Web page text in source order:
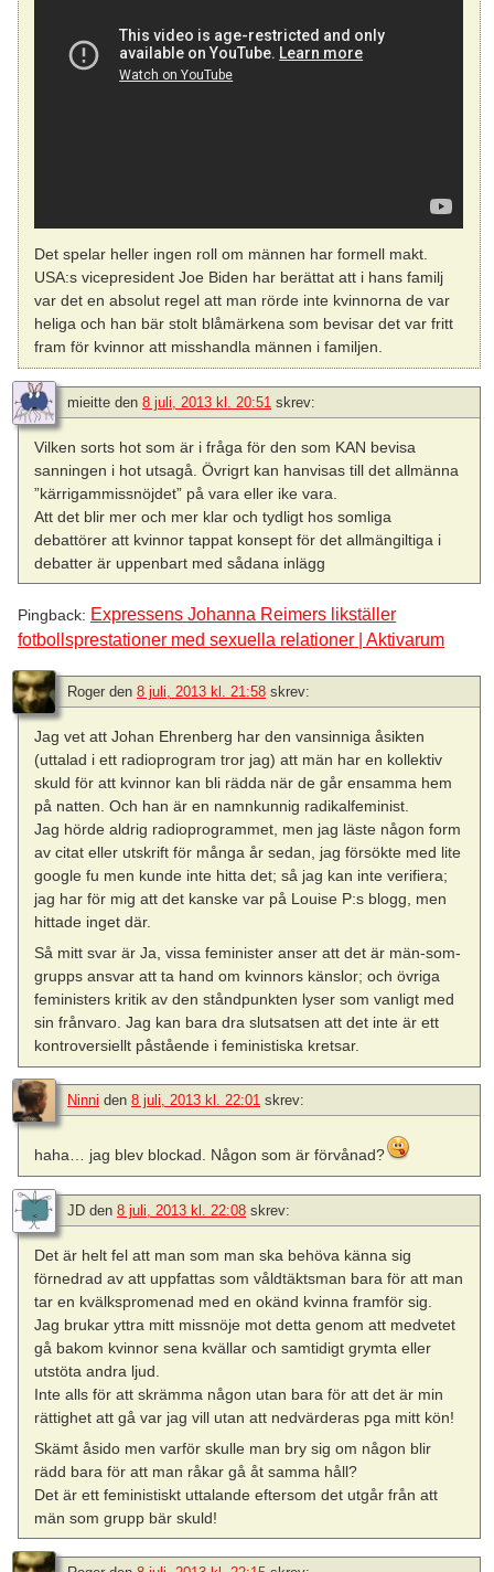
Det spelar heller ingen roll om männen har formell makt.
USA:s vicepresident Joe Biden har berättat att i hans familj
var det en absolut regel att man rörde inte kvinnorna de var
heliga och han bär stolt blåmärkena som bevisar det var fritt
fram för kvinnor att misshandla männen i familjen.
mieitte den 8 juli, 2013 kl. 20:51 skrev:
Vilken sorts hot som är i fråga för den som KAN bevisa
sanningen i hot utsagå. Övrigrt kan hanvisas till det allmänna
”kärrigammissnöjdet” på vara eller ike vara.
Att det blir mer och mer klar och tydligt hos somliga
debattörer att kvinnor tappat konsept för det allmängiltiga i
debatter är uppenbart med sådana inlägg
Pingback: Expressens Johanna Reimers likställer
fotbollsprestationer med sexuella relationer | Aktivarum
Roger den 8 juli, 2013 kl. 21:58 skrev:
Jag vet att Johan Ehrenberg har den vansinniga åsikten
(uttalad i ett radioprogram tror jag) att män har en kollektiv
skuld för att kvinnor kan bli rädda när de går ensamma hem
på natten. Och han är en namnkunnig radikalfeminist.
Jag hörde aldrig radioprogrammet, men jag läste någon form
av citat eller utskrift för många år sedan, jag försökte med lite
google fu men kunde inte hitta det; så jag kan inte verifiera;
jag har för mig att det kanske var på Louise P:s blogg, men
hittade inget där.
Så mitt svar är Ja, vissa feminister anser att det är män-som-
grupps ansvar att ta hand om kvinnors känslor; och övriga
feministers kritik av den ståndpunkten lyser som vanligt med
sin frånvaro. Jag kan bara dra slutsatsen att det inte är ett
kontroversiellt påstående i feministiska kretsar.
Ninni den 8 juli, 2013 kl. 22:01 skrev:
haha… jag blev blockad. Någon som är förvånad?
JD den 8 juli, 2013 kl. 22:08 skrev:
Det är helt fel att man som man ska behöva känna sig
förnedrad av att uppfattas som våldtäktsman bara för att man
tar en kvälkspromenad med en okänd kvinna framför sig.
Jag brukar yttra mitt missnöje mot detta genom att medvetet
gå bakom kvinnor sena kvällar och samtidigt grymta eller
utstöta andra ljud.
Inte alls för att skrämma någon utan bara för att det är min
rättighet att gå var jag vill utan att nedvärderas pga mitt kön!
Skämt åsido men varför skulle man bry sig om någon blir
rädd bara för att man råkar gå åt samma håll?
Det är ett feministiskt uttalande eftersom det utgår från att
män som grupp bär skuld!